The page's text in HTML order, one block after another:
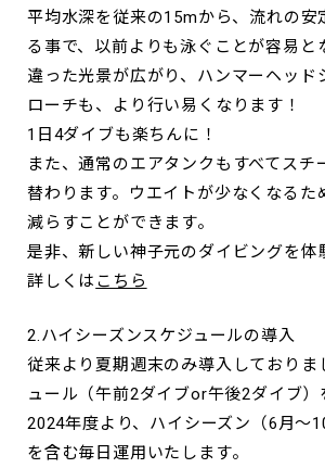
平均水深を従来の15mから、流れの安
る事で、以前よりも泳ぐことが容易と
違った光景が広がり、ハンマーヘッド
ローチも、より行い易くなります！
1日4ダイブも楽ちんに！
また、通常のエアタンクもすべてスチ
替わります。ウエイトが少なくなるた
減らすことができます。
是非、新しい神子元のダイビングを体
詳しくは こちら
2.ハイシーズンスケジュールの導入
従来より夏期週末のみ導入しておりま
ュール（午前2ダイブor午後2ダイブ）
2024年度より、ハイシーズン（6月～
を含む毎日運用いたします。